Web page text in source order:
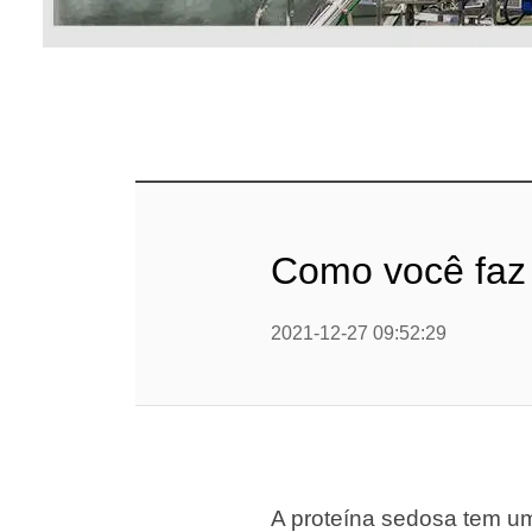
Linha
Linha
Como você
2021-12-27 09:52:29
A proteína sedosa tem